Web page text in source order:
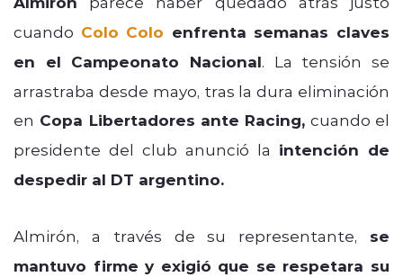
cuando Colo Colo enfrenta semanas claves
en el Campeonato Nacional. La tensión se
arrastraba desde mayo, tras la dura eliminación
en Copa Libertadores ante Racing, cuando el
presidente del club anunció la intención de
despedir al DT argentino.
Almirón, a través de su representante, se
mantuvo firme y exigió que se respetara su